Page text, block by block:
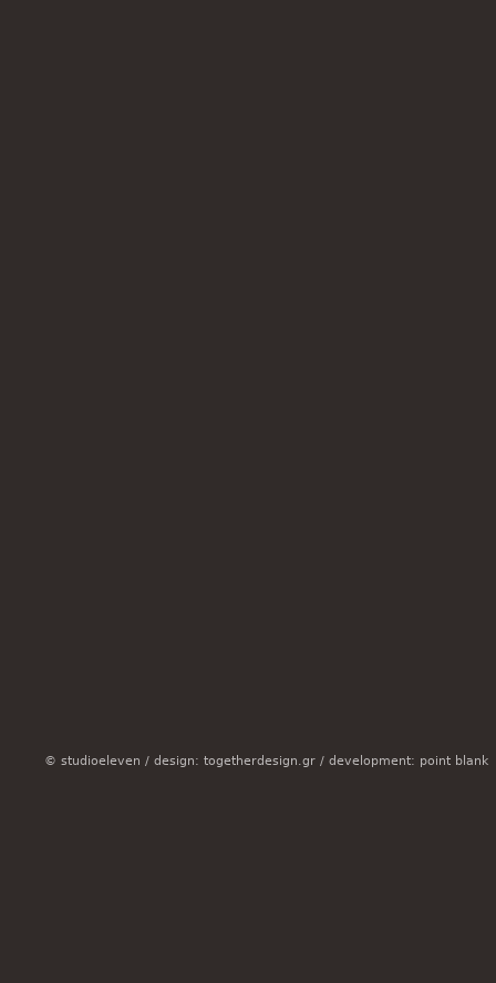
© studioeleven / design: togetherdesign.gr / development: point blank